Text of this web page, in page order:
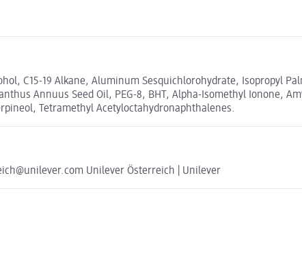
C15-19 Alkane, Aluminum Sesquichlorohydrate, Isopropyl
Annuus Seed Oil, PEG-8, BHT, Alpha-Isomethyl Ionone,
Tetramethyl Acetyloctahydronaphthalenes.
Unilever Österreich | Unilever